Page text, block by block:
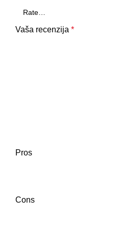
Vaša recenzija *
Pros
Cons